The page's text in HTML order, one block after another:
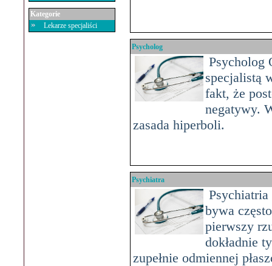
Kategorie
Lekarze specjaliści
Psycholog
Psycholog
specjalistą
fakt, że
negatywy.
zasada hiperboli.
Psychiatra
bywa
pierwszy
dokładnie
zupełnie odmiennej